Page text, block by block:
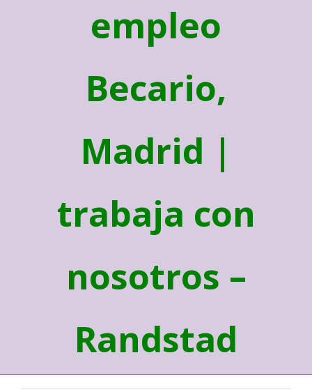
empleo
Becario,
Madrid |
trabaja con
nosotros –
Randstad